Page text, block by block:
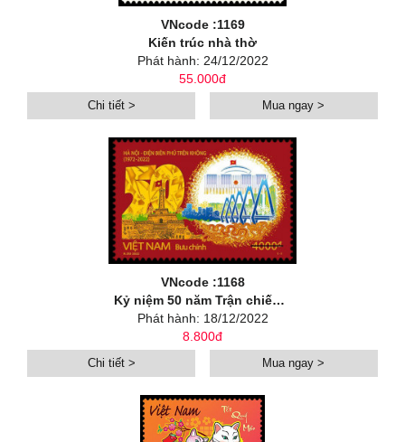
VNcode :1169
Kiến trúc nhà thờ
Phát hành: 24/12/2022
55.000đ
Chi tiết > Mua ngay >
VNcode :1168
Kỷ niệm 50 năm Trận chiến 12 ngày đêm Hà Nội - Điện Biên Phủ trên không (1972-2022)
Phát hành: 18/12/2022
8.800đ
Chi tiết > Mua ngay >